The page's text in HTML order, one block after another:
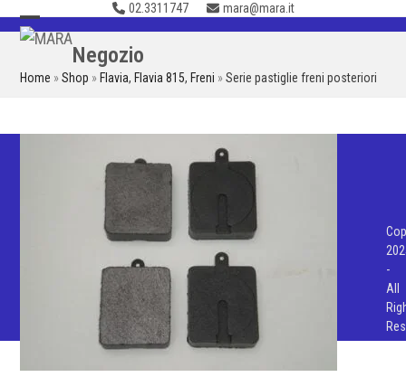
Skip
to
02.3311747 mara@mara.it
Open
mobile
Close
mobileNegozio
Home »Shop » Flavia, Flavia 815, Freni »Serie pastiglie freni posteriori
-
All